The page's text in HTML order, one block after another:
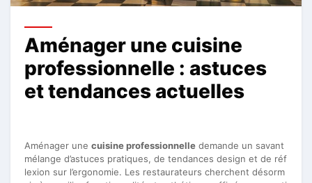
Aménager une cuisine
professionnelle : astuces
et tendances actuelles
Aménager une cuisine professionnelle demande un savant
mélange d’astuces pratiques, de tendances design et de réf
lexion sur l’ergonomie. Les restaurateurs cherchent désorm